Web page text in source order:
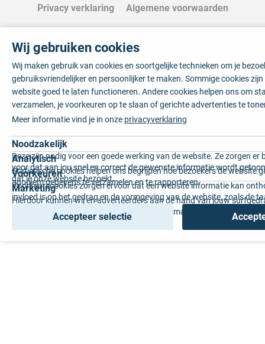
Privacy verklaring Algemene voorwaarden
Wij gebruiken cookies
Wij maken gebruik van cookies en soortgelijke technieken om je
gebruiksvriendelijker en persoonlijker te maken. Sommige cookies
website goed te laten functioneren. Andere cookies helpen ons om
verzamelen, je voorkeuren op te slaan of gerichte advertenties te
Meer informatie vind je in onze privacyverklaring
Noodzakelijk
Deze zijn nodig voor een goede werking van de website. Ze zorgen er
voor dat aan jou snel en correct de gewenste informatie wordt
dat je onze website bezoekt.
Analytisch
Statistische cookies helpen ons begrijpen hoe bezoekers de website
anoniem gegevens te verzamelen en te rapporteren.
Voorkeuren
Voorkeurscookies zorgen ervoor dat een website informatie kan
invloed is op het gedrag en de vormgeving van de website, zoals de
voorkeur of de regio waar u woont.
Marketing
Hierdoor kunnen wij en adverteerders aan de hand van jouw
gepersonaliseerde online advertenties en op maat gemaakte content
Accepteer selectie